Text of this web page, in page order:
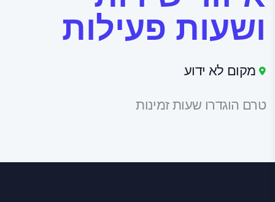
ושעות פעילות
מקום לא ידוע
טרם הוגדרו שעות זמינות